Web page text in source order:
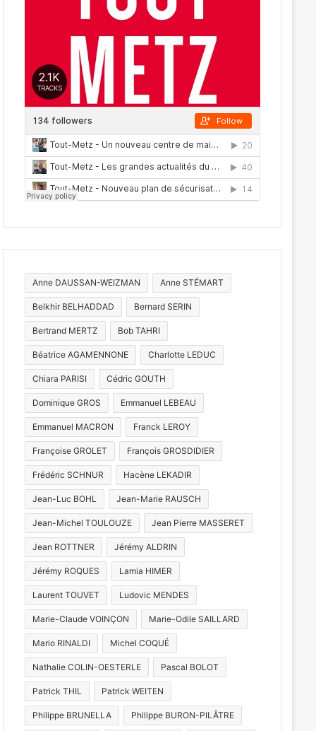
actus
Cinéma plein
Anne DAUSSAN-WEIZMAN Anne STÉMART
Belkhir BELHADDAD Bernard SERIN
Bertrand MERTZ Bob TAHRI
Béatrice AGAMENNONE Charlotte LEDUC
Chiara PARISI Cédric GOUTH
Dominique GROS Emmanuel LEBEAU
Emmanuel MACRON Franck LEROY
Françoise GROLET François GROSDIDIER
Frédéric SCHNUR Hacène LEKADIR
Jean-Luc BOHL Jean-Marie RAUSCH
Jean-Michel TOULOUZE Jean Pierre MASSERET
Jean ROTTNER Jérémy ALDRIN
Jérémy ROQUES Lamia HIMER
Laurent TOUVET Ludovic MENDES
Marie-Claude VOINÇON Marie-Odile SAILLARD
Mario RINALDI Michel COQUÉ
Nathalie COLIN-OESTERLE Pascal BOLOT
Patrick THIL Patrick WEITEN
Philippe BRUNELLA Philippe BURON-PILÂTRE